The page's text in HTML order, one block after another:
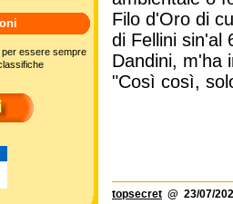
Filo d'Oro di
di Fellini sin'al
Dandini, m'ha
"Così così,
topsecret @ 23/07/
per essere sempre